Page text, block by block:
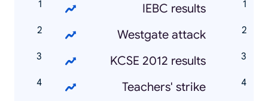
IEBC results
Westgate attack
KCSE 2012 results
Teachers' strike